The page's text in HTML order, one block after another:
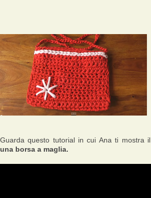
Guarda questo tutorial in cui Ana ti mostra il
una borsa a maglia.